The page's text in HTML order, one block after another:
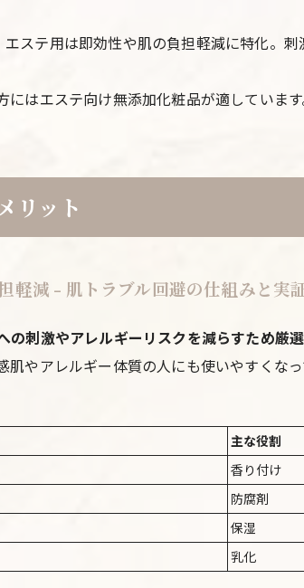
ステ用は即効性や肌の負担軽減に特化。
はエステ向け無添加化粧品が適していま
リット
軽減 - 肌トラブル回避の仕組みと実
の刺激やアレルギーリスクを減らすため厳
やアレルギー体質の人にも使いやすくなっ
主な役割
香り付け
防腐剤
保湿
乳化